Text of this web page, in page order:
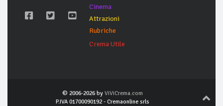
Cinema
Attrazioni
Rubriche
Crema Utile
© 2006-2026 by ViViCrema.com
P.IVA 01700090192 - Cremaonline srls